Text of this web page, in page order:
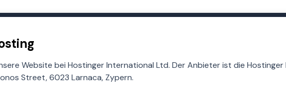
Website bei Hostinger International Ltd. Der Anbieter ist die
Street, 6023 Larnaca, Zypern.